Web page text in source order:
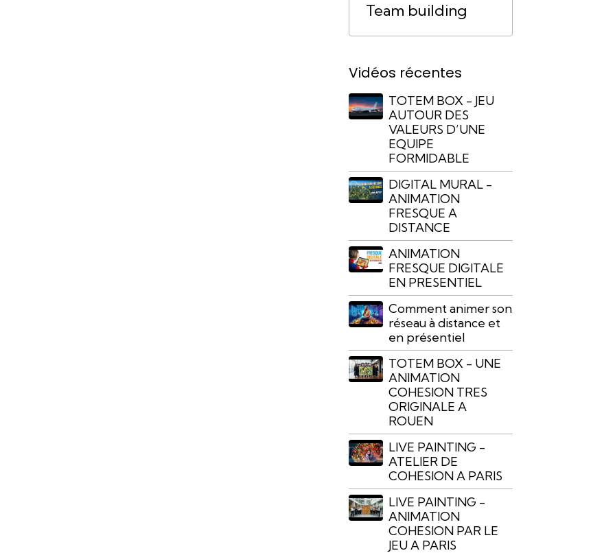
Team building
Vidéos récentes
TOTEM BOX - JEU
AUTOUR DES
VALEURS D’UNE
EQUIPE
FORMIDABLE
DIGITAL MURAL -
ANIMATION
FRESQUE A
DISTANCE
ANIMATION
FRESQUE DIGITALE
EN PRESENTIEL
Comment animer son
réseau à distance et
en présentiel
TOTEM BOX - UNE
ANIMATION
COHESION TRES
ORIGINALE A
ROUEN
LIVE PAINTING -
ATELIER DE
COHESION A PARIS
LIVE PAINTING -
ANIMATION
COHESION PAR LE
JEU A PARIS